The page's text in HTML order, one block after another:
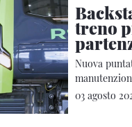
treno
Nuova
03 agosto